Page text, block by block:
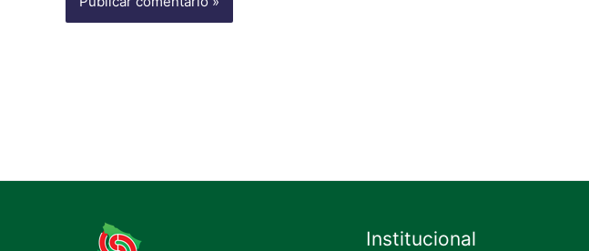
Institucional